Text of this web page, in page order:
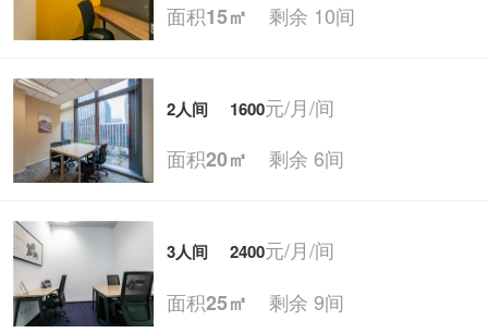
面积15㎡ 剩余 10间
2人间 1600元/月/间
面积20㎡ 剩余 6间
3人间 2400元/月/间
面积25㎡ 剩余 9间